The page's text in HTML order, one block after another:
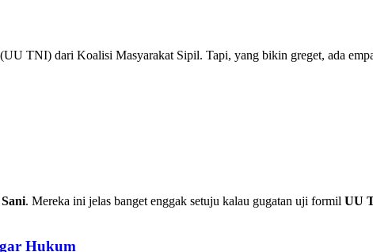
TNI) dari Koalisi Masyarakat Sipil. Tapi, yang bikin greget, ada
. Mereka ini jelas banget enggak setuju kalau gugatan uji formil UU
Hukum